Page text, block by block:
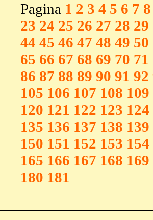
Pagina 1 2 3 4 5 6 7 8
23 24 25 26 27 28 29
44 45 46 47 48 49 50
65 66 67 68 69 70 71
86 87 88 89 90 91 92
105 106 107 108 109
120 121 122 123 124
135 136 137 138 139
150 151 152 153 154
165 166 167 168 169
180 181